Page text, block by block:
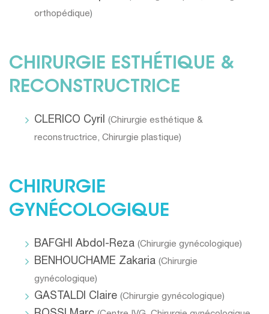
orthopédique)
CHIRURGIE ESTHÉTIQUE &
RECONSTRUCTRICE
CLERICO Cyril (Chirurgie esthétique &
reconstructrice,Chirurgie plastique)
CHIRURGIE
GYNÉCOLOGIQUE
BAFGHI Abdol-Reza (Chirurgie gynécologique)
BENHOUCHAME Zakaria (Chirurgie
gynécologique)
GASTALDI Claire (Chirurgie gynécologique)